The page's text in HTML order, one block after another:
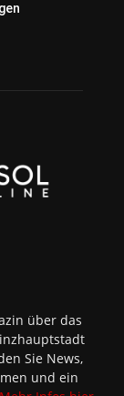
über das
Sie News,
und ein